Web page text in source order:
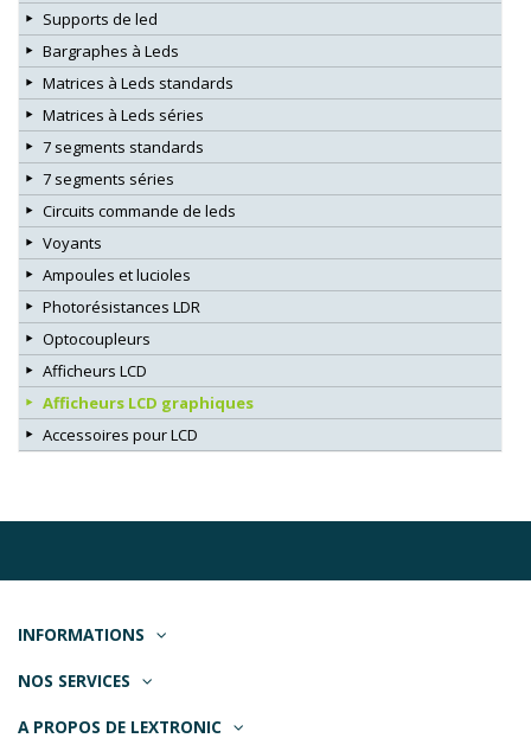
Supports de led
Bargraphes à Leds
Matrices à Leds standards
Matrices à Leds séries
7 segments standards
7 segments séries
Circuits commande de leds
Voyants
Ampoules et lucioles
Photorésistances LDR
Optocoupleurs
Afficheurs LCD
Afficheurs LCD graphiques
Accessoires pour LCD
INFORMATIONS
NOS SERVICES
A PROPOS DE LEXTRONIC